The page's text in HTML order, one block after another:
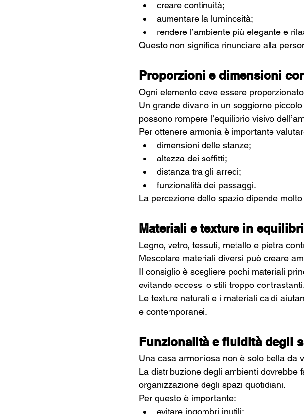
creare continuità;
aumentare la luminosità;
rendere l’ambiente più elegante e
Questo non significa rinunciare alla
Proporzioni e dimensioni
Ogni elemento deve essere
Un grande divano in un soggiorno
possono rompere l’equilibrio visivo
Per ottenere armonia è importante
dimensioni delle stanze;
altezza dei soffitti;
distanza tra gli arredi;
funzionalità dei passaggi.
La percezione dello spazio dipende
Materiali e texture in
Legno, vetro, tessuti, metallo e pietra
Mescolare materiali diversi può creare
Il consiglio è scegliere pochi materiali
evitando eccessi o stili troppo contrastanti.
Le texture naturali e i materiali caldi
e contemporanei.
Funzionalità e fluidità degli
Una casa armoniosa non è solo bella da
La distribuzione degli ambienti dovrebbe
organizzazione degli spazi quotidiani.
Per questo è importante:
evitare ingombri inutili;